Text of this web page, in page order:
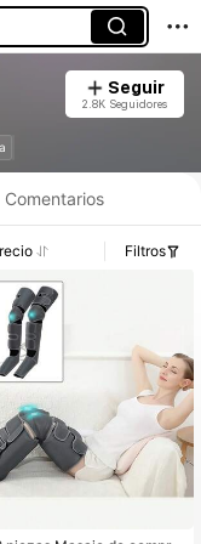
Seguir
2.8K Seguidores
Comentarios
Filtros